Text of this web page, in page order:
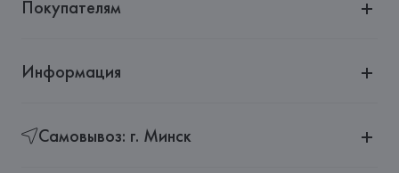
Покупателям
Информация
Самовывоз: г. Минск